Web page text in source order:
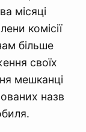
місяці
комісії
більше
своїх
мешканці
назв